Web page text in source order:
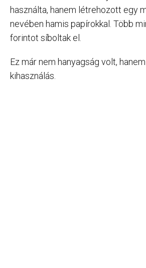
használta, hanem létrehozott egy
nevében hamis papírokkal. Több
forintot síboltak el.
Ez már nem hanyagság volt,
kihasználás.